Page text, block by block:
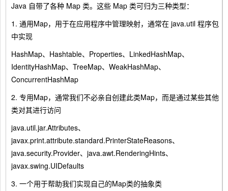
Java 自带了各种 Map 类。这些 Map 类可归为三种类型：
1. 通用Map，用于在应用程序中管理映射，通常在 java.util 程序包
中实现
HashMap、Hashtable、Properties、LinkedHashMap、
IdentityHashMap、TreeMap、WeakHashMap、
ConcurrentHashMap
2. 专用Map，通常我们不必亲自创建此类Map，而是通过某些其他
类对其进行访问
java.util.jar.Attributes、
javax.print.attribute.standard.PrinterStateReasons、
java.security.Provider、java.awt.RenderingHints、
javax.swing.UIDefaults
3. 一个用于帮助我们实现自己的Map类的抽象类